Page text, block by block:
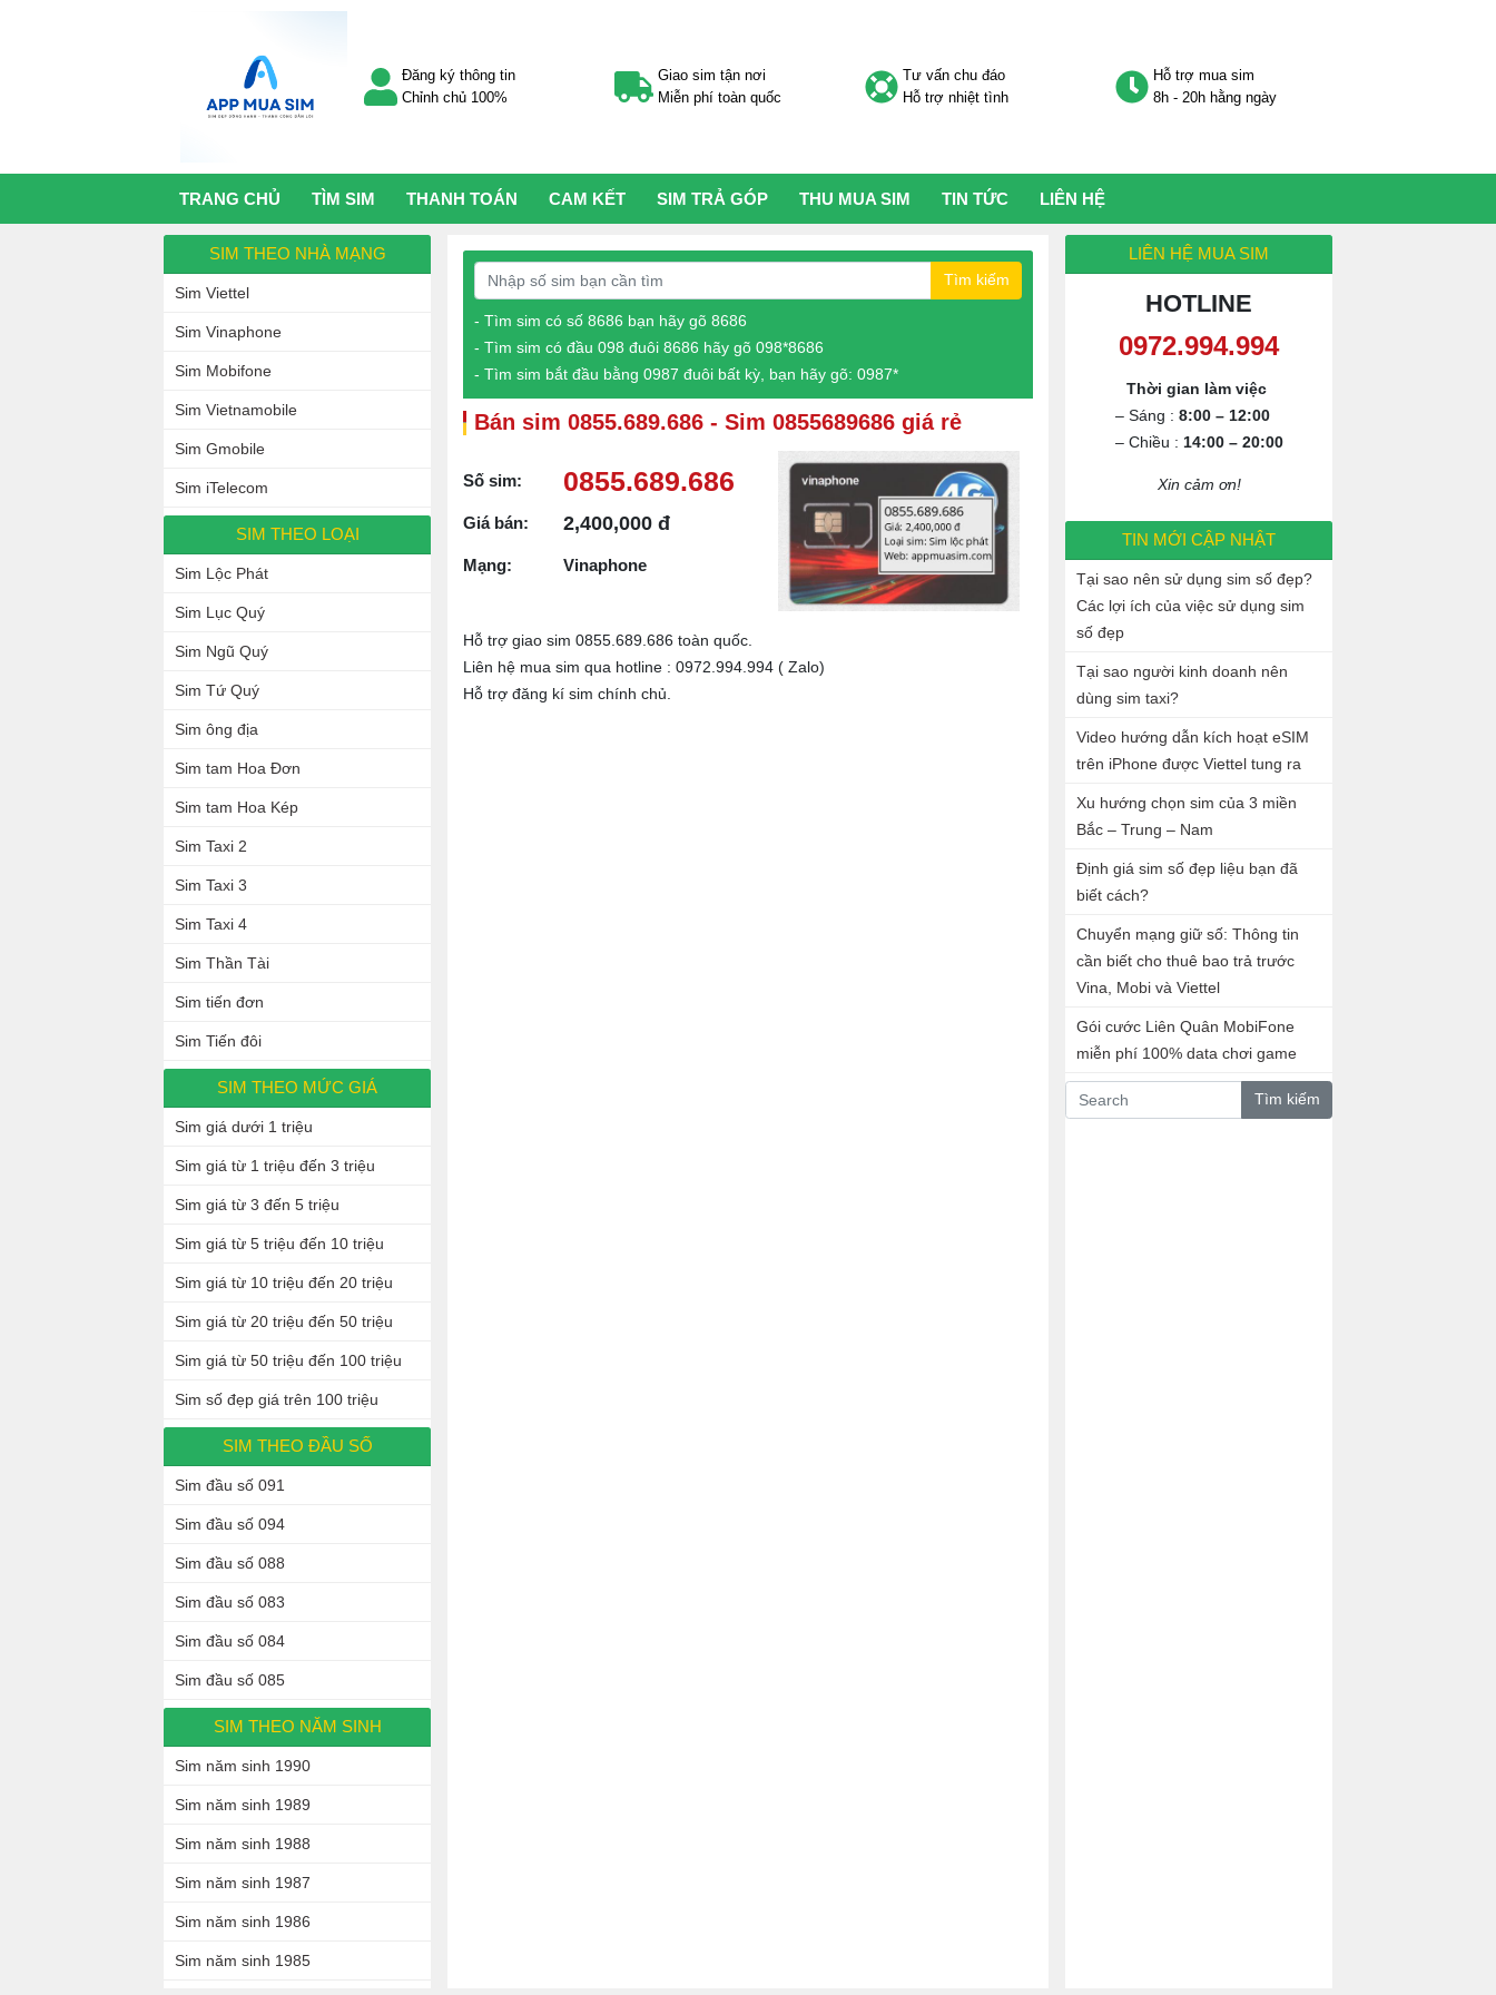
Đăng ký thông tin
Chỉnh chủ 100%
Giao sim tận nơi
Miễn phí toàn quốc
Tư vấn chu đáo
Hỗ trợ nhiệt tình
Hỗ trợ mua sim
8h - 20h hằng ngày
TRANG CHỦ TÌM SIM THANH TOÁN CAM KẾT SIM TRẢ GÓP THU MUA SIM TIN TỨC LIÊN HỆ
Tìm kiếm
- Tìm sim có số 8686 bạn hãy gõ 8686
- Tìm sim có đầu 098 đuôi 8686 hãy gõ 098*8686
- Tìm sim bắt đầu bằng 0987 đuôi bất kỳ, bạn hãy gõ: 0987*
Bán sim 0855.689.686 - Sim 0855689686 giá rẻ
Số sim: 0855.689.686
Giá bán: 2,400,000 đ
Mạng: Vinaphone
Hỗ trợ giao sim 0855.689.686 toàn quốc.
Liên hệ mua sim qua hotline : 0972.994.994 ( Zalo)
Hỗ trợ đăng kí sim chính chủ.
SIM THEO NHÀ MẠNG
Sim Viettel
Sim Vinaphone
Sim Mobifone
Sim Vietnamobile
Sim Gmobile
Sim iTelecom
SIM THEO LOẠI
Sim Lộc Phát
Sim Lục Quý
Sim Ngũ Quý
Sim Tứ Quý
Sim ông địa
Sim tam Hoa Đơn
Sim tam Hoa Kép
Sim Taxi 2
Sim Taxi 3
Sim Taxi 4
Sim Thần Tài
Sim tiến đơn
Sim Tiến đôi
SIM THEO MỨC GIÁ
Sim giá dưới 1 triệu
Sim giá từ 1 triệu đến 3 triệu
Sim giá từ 3 đến 5 triệu
Sim giá từ 5 triệu đến 10 triệu
Sim giá từ 10 triệu đến 20 triệu
Sim giá từ 20 triệu đến 50 triệu
Sim giá từ 50 triệu đến 100 triệu
Sim số đẹp giá trên 100 triệu
SIM THEO ĐẦU SỐ
Sim đầu số 091
Sim đầu số 094
Sim đầu số 088
Sim đầu số 083
Sim đầu số 084
Sim đầu số 085
SIM THEO NĂM SINH
Sim năm sinh 1990
Sim năm sinh 1989
Sim năm sinh 1988
Sim năm sinh 1987
Sim năm sinh 1986
Sim năm sinh 1985
LIÊN HỆ MUA SIM
HOTLINE
0972.994.994
Thời gian làm việc
– Sáng : 8:00 – 12:00
– Chiều : 14:00 – 20:00
Xin cảm ơn!
TIN MỚI CẬP NHẬT
Tại sao nên sử dụng sim số đẹp?
Các lợi ích của việc sử dụng sim
số đẹp
Tại sao người kinh doanh nên
dùng sim taxi?
Video hướng dẫn kích hoạt eSIM
trên iPhone được Viettel tung ra
Xu hướng chọn sim của 3 miền
Bắc – Trung – Nam
Định giá sim số đẹp liệu bạn đã
biết cách?
Chuyển mạng giữ số: Thông tin
cần biết cho thuê bao trả trước
Vina, Mobi và Viettel
Gói cước Liên Quân MobiFone
miễn phí 100% data chơi game
Tìm kiếm